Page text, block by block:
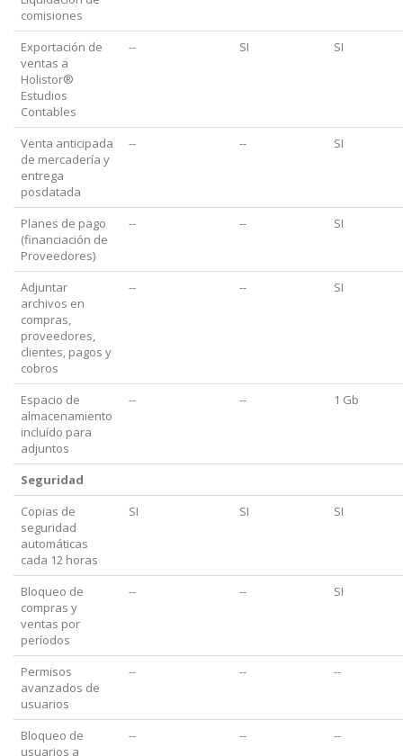
comisiones
Exportación de
ventas a
Holistor®
Estudios
Contables
-- SI SI
Venta anticipada
de mercadería y
entrega
posdatada
-- -- SI
Planes de pago
(financiación de
Proveedores)
-- -- SI
Adjuntar
archivos en
compras,
proveedores,
clientes, pagos y
cobros
-- -- SI
Espacio de
almacenamiento
incluído para
adjuntos
-- -- 1 Gb
Seguridad
Copias de
seguridad
automáticas
cada 12 horas
SI SI SI
Bloqueo de
compras y
ventas por
períodos
-- -- SI
Permisos
avanzados de
usuarios
-- -- --
Bloqueo de
usuarios a
-- -- --